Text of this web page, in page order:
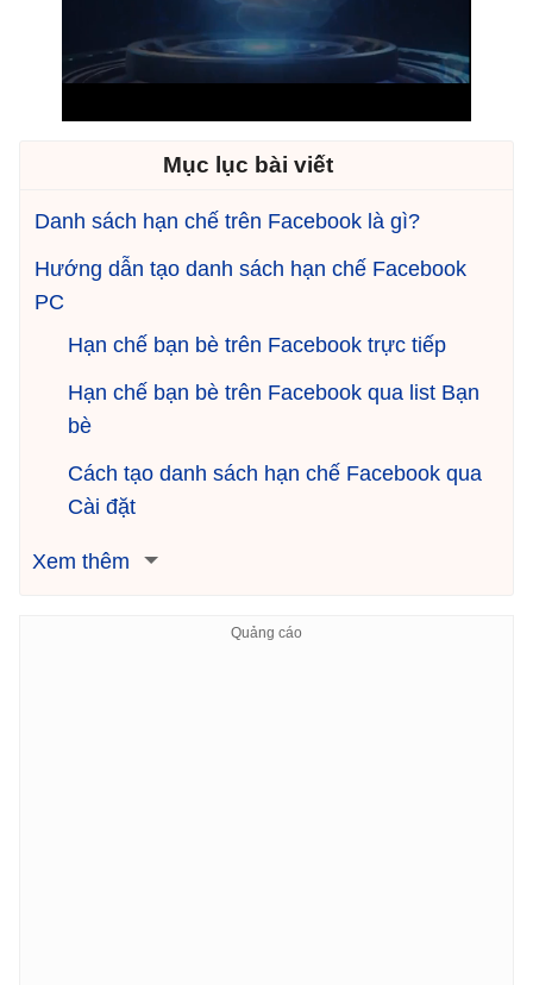
Mục lục bài viết
Danh sách hạn chế trên Facebook là gì?
Hướng dẫn tạo danh sách hạn chế Facebook
PC
Hạn chế bạn bè trên Facebook trực tiếp
Hạn chế bạn bè trên Facebook qua list Bạn
bè
Cách tạo danh sách hạn chế Facebook qua
Cài đặt
Xem thêm